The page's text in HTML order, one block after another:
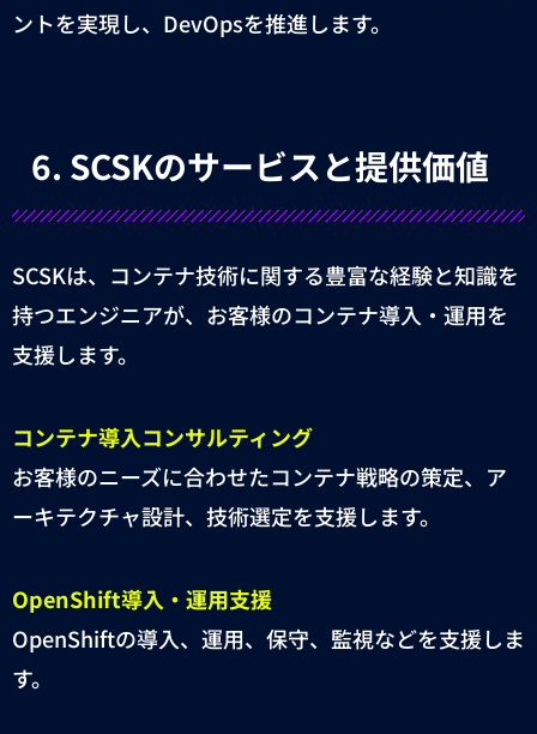
ントを実現し、 DevOpsを推進します。
6. SCSKのサービスと提供価値
SCSKは、コンテナ技術に関する豊富な経験と知識を
持つエンジニアが、お客様のコンテナ導入・運用を
支援します。
コンテナ導入コンサルティング
お客様のニーズに合わせたコンテナ戦略の策定、ア
ーキテクチャ設計、技術選定を支援します。
OpenShift導入・運用支援
OpenShiftの導入、運用、保守、監視などを支援しま
す。